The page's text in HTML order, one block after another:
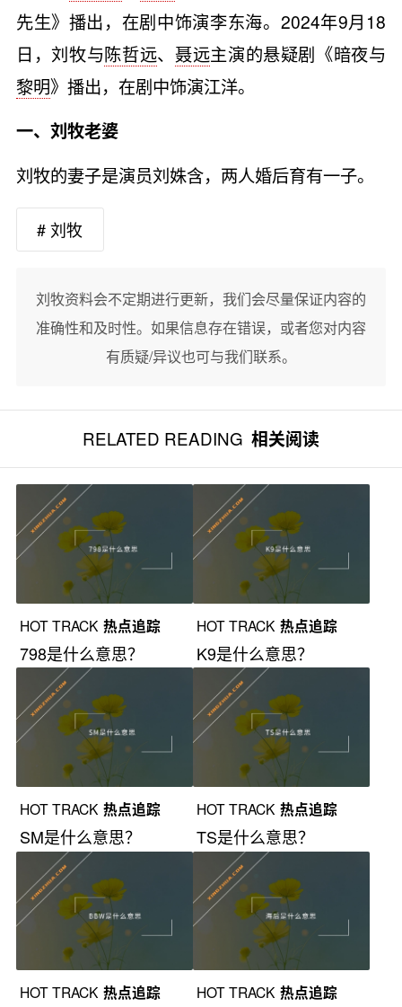
先生》播出，在剧中饰演李东海。2024年9月18
日，刘牧与陈哲远、 聂远主演的悬疑剧《暗夜与
黎明》播出，在剧中饰演江洋。
一、刘牧老婆
刘牧的妻子是演员刘姝含，两人婚后育有一子。
# 刘牧
刘牧资料会不定期进行更新，我们会尽量保证内容的
准确性和及时性。如果信息存在错误，或者您对内容
有质疑/异议也可与我们联系。
RELATED READING 相关阅读
HOT TRACK 热点追踪
798是什么意思？
HOT TRACK 热点追踪
K9是什么意思？
HOT TRACK 热点追踪
SM是什么意思？
HOT TRACK 热点追踪
TS是什么意思？
HOT TRACK 热点追踪 HOT TRACK 热点追踪